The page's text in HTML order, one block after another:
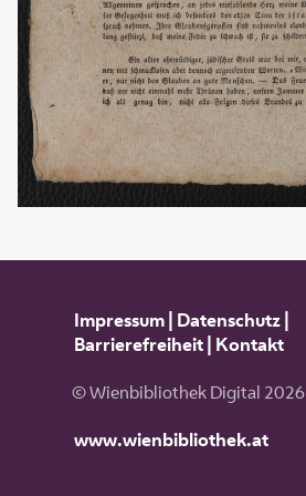
Impressum| Datenschutz|
Barrierefreiheit| Kontakt
© Wienbibliothek Digital 2026
www.wienbibliothek.at